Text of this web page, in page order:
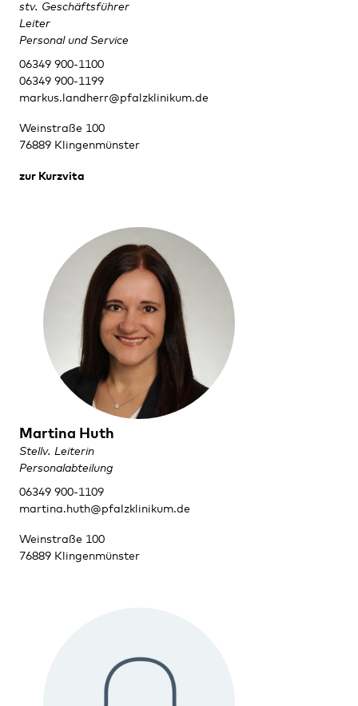
stv. Geschäftsführer
Leiter
Personal und Service
06349 900-1100
06349 900-1199
markus.landherr@pfalzklinikum.de
Weinstraße 100
76889 Klingenmünster
zur Kurzvita
Martina Huth
Stellv. Leiterin
Personalabteilung
06349 900-1109
martina.huth@pfalzklinikum.de
Weinstraße 100
76889 Klingenmünster